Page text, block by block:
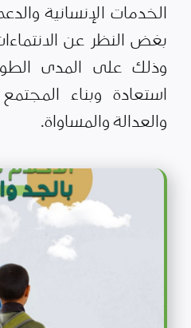
الخدمات الإنسانية
بغض النظر عن
وذلك على المدى
استعادة وبناء
والعدالة والمساواة.